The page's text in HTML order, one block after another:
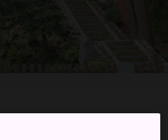
gun, Tottori-ken